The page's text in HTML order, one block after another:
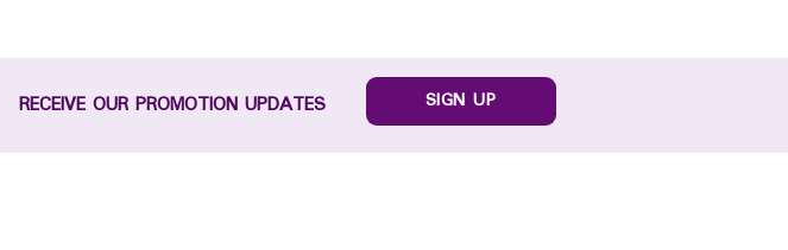
RECEIVE OUR PROMOTION UPDATES SIGN UP